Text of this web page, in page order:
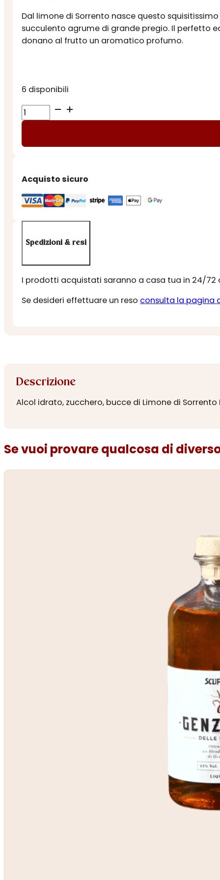
Dal limone di Sorrento nasce questo
succulento agrume di grande pregio. Il perfetto
donano al frutto un aromatico profumo.
6 disponibili
LIMONCELLO
IGP
500
Acquisto sicuro
Spedizioni & resi
I prodotti acquistati saranno a casa tua in 24/72
Se desideri effettuare un reso consulta la pagina
Descrizione
Alcol idrato, zucchero, bucce di Limone di
Se vuoi provare qualcosa di